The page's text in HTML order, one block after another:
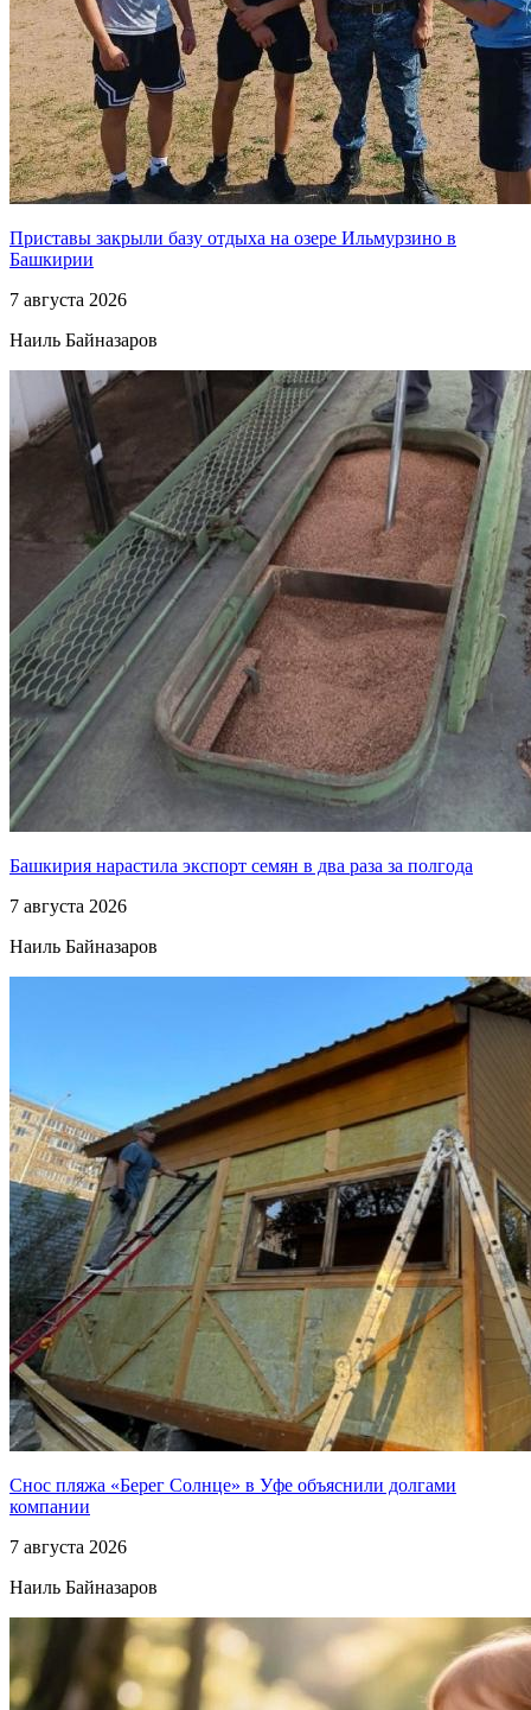
Приставы закрыли базу отдыха на озере Ильмурзино в
Башкирии
7 августа 2026
Наиль Байназаров
Башкирия нарастила экспорт семян в два раза за полгода
7 августа 2026
Наиль Байназаров
Снос пляжа «Берег Солнце» в Уфе объяснили долгами
компании
7 августа 2026
Наиль Байназаров